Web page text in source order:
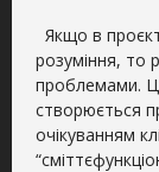
Якщо в
розуміння, то
проблемами.
створюється
очікуванням